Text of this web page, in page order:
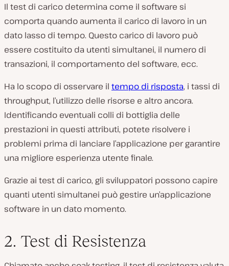
Il test di carico determina come il software si
comporta quando aumenta il carico di lavoro in un
dato lasso di tempo. Questo carico di lavoro può
essere costituito da utenti simultanei, il numero di
transazioni, il comportamento del software, ecc.
Ha lo scopo di osservare il tempo di risposta, i tassi di
throughput, l’utilizzo delle risorse e altro ancora.
Identificando eventuali colli di bottiglia delle
prestazioni in questi attributi, potete risolvere i
problemi prima di lanciare l’applicazione per garantire
una migliore esperienza utente finale.
Grazie ai test di carico, gli sviluppatori possono capire
quanti utenti simultanei può gestire un’applicazione
software in un dato momento.
2. Test di Resistenza